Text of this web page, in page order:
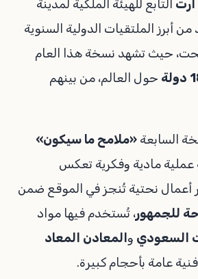
آرت التابع للهيئة الملكية لمدينة
أبرز الملتقيات الدولية السنوية
حيث تشهد نسخة هذا العام
حول العالم، من بينهم
السابعة «ملامح ما سيكون»
مادية وفكرية تعكس
أعمال نحتية تُنجز في الموقع ضمن
للجمهور، تُستخدم فيها مواد
السعودي و المعادن المعاد
فنية عامة بأحجام كبيرة.